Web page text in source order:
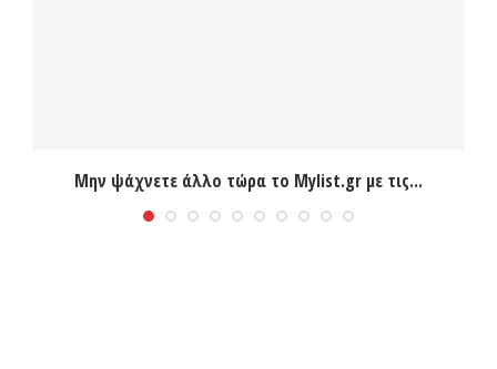
Μην ψάχνετε άλλο τώρα το Mylist.gr με τις...